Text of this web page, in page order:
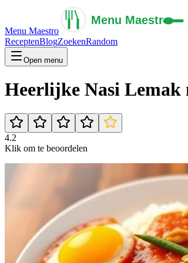
Menu Maestro
ReceptenBlogZoekenRandom
Open menu
Heerlijke Nasi Lemak
4.2
Klik om te beoordelen